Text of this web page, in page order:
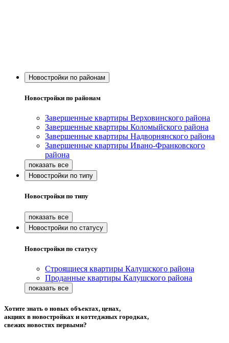
Новостройки по районам
Новостройки по районам
Завершенные квартиры Верховинского района
Завершенные квартиры Коломыйского района
Завершенные квартиры Надворнянского района
Завершенные квартиры Ивано-Франковского
района
Новостройки по типу
Новостройки по типу
Новостройки по статусу
Новостройки по статусу
Строящиеся квартиры Калушского района
Проданные квартиры Калушского района
Хотите знать о новых объектах, ценах,
акциях в новостройках и коттеджных городках,
свежих новостях первыми?